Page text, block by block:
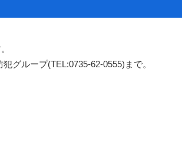
グループ(TEL:0735‐62‐0555)まで。